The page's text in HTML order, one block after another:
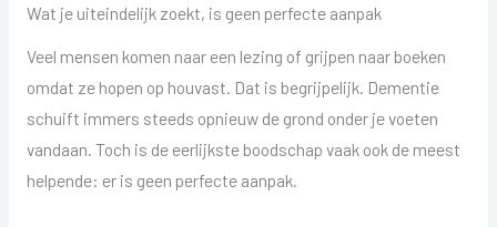
Wat je uiteindelijk zoekt, is geen perfecte aanpak
Veel mensen komen naar een lezing of grijpen naar boeken
omdat ze hopen op houvast. Dat is begrijpelijk. Dementie
schuift immers steeds opnieuw de grond onder je voeten
vandaan. Toch is de eerlijkste boodschap vaak ook de meest
helpende: er is geen perfecte aanpak.